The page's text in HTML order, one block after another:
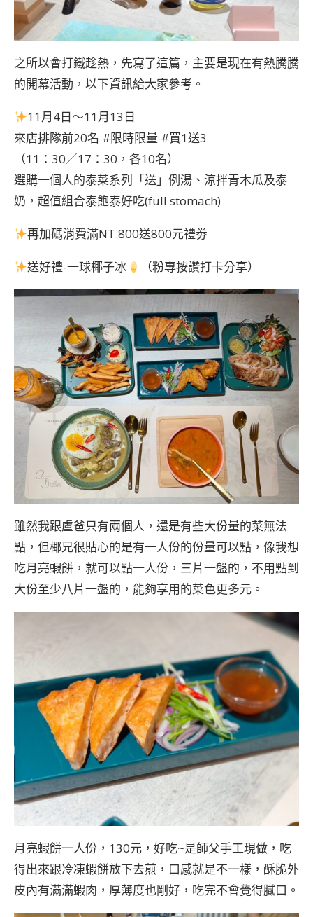
之所以會打鐵趁熱，先寫了這篇，主要是現在有熱騰騰
的開幕活動，以下資訊給大家參考。
11月4日～11月13日
來店排隊前20名 #限時限量 #買1送3
（11：30／17：30，各10名）
選購一個人的泰菜系列「送」例湯、涼拌青木瓜及泰
奶，超值組合泰飽泰好吃(full stomach)
再加碼消費滿NT.800送800元禮劵
送好禮-一球椰子冰 （粉專按讚打卡分享）
雖然我跟盧爸只有兩個人，還是有些大份量的菜無法
點，但椰兄很貼心的是有一人份的份量可以點，像我想
吃月亮蝦餅，就可以點一人份，三片一盤的，不用點到
大份至少八片一盤的，能夠享用的菜色更多元。
月亮蝦餅一人份，130元，好吃~是師父手工現做，吃
得出來跟冷凍蝦餅放下去煎，口感就是不一樣，酥脆外
皮內有滿滿蝦肉，厚薄度也剛好，吃完不會覺得膩口。